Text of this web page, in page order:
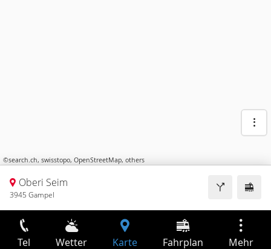
©search.ch, swisstopo, OpenStreetMap, others
Oberi Seim
3945 Gampel
Tel Wetter Karte Fahrplan Mehr